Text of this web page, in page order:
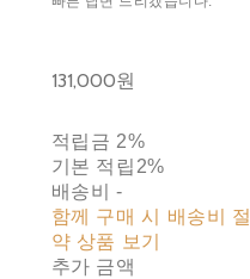
131,000원
적립금 2%
기본 적립 2%
배송비-
함께 구매 시 배송비 절
약 상품 보기
추가 금액